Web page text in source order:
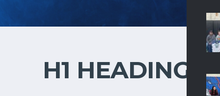
H1 HEADING –